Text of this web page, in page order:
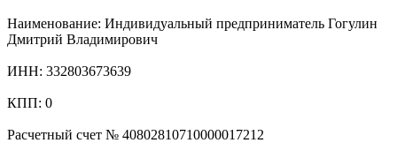
Наименование: Индивидуальный предприниматель Гогулин
Дмитрий Владимирович
ИНН: 332803673639
КПП: 0
Расчетный счет № 40802810710000017212